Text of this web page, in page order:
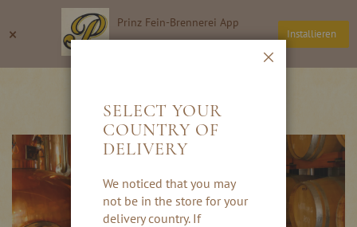
× Prinz Fein-Brennerei App
Installieren
Inhalt
Suche
FEIN-BRENNEREI
SELECT YOUR
COUNTRY OF
DELIVERY
We noticed that you may
not be in the store for your
delivery country. If